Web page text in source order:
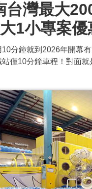
台灣最大
1小專案優
10分鐘就到2026年開幕
僅10分鐘車程！對面